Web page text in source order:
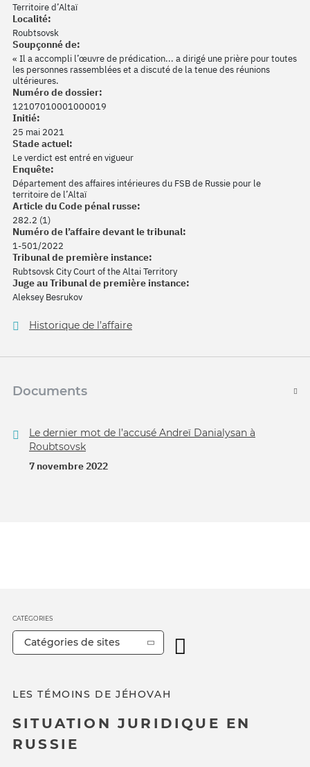
Territoire d’Altaï
Localité:
Roubtsovsk
Soupçonné de:
« Il a accompli l’œuvre de prédication... a dirigé une prière pour toutes
les personnes rassemblées et a discuté de la tenue des réunions
ultérieures.
Numéro de dossier:
12107010001000019
Initié:
25 mai 2021
Stade actuel:
Le verdict est entré en vigueur
Enquête:
Département des affaires intérieures du FSB de Russie pour le
territoire de l’Altaï
Article du Code pénal russe:
282.2 (1)
Numéro de l’affaire devant le tribunal:
1-501/2022
Tribunal de première instance:
Rubtsovsk City Court of the Altai Territory
Juge au Tribunal de première instance:
Aleksey Besrukov
Historique de l’affaire
Documents
Le dernier mot de l’accusé Andreï Danialysan à
Roubtsovsk
7 novembre 2022
LES TÉMOINS DE JÉHOVAH
SITUATION JURIDIQUE EN
RUSSIE
CATÉGORIES
Catégories de sites